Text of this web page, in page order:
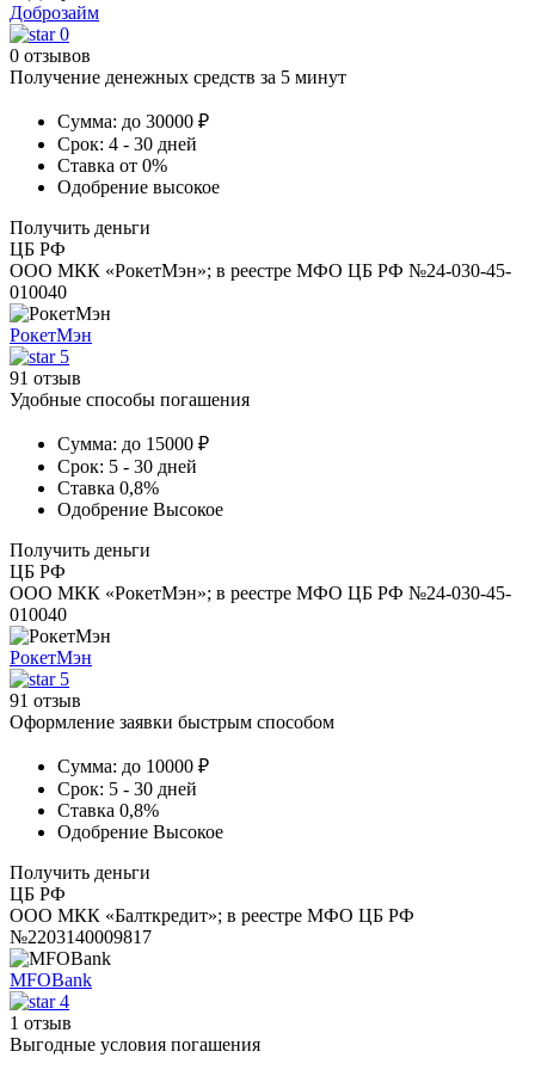
Доброзайм
0
0 отзывов
Получение денежных средств за 5 минут
Сумма: до 30000 ₽
Срок: 4 - 30 дней
Ставка от 0%
Одобрение высокое
Получить деньги
ЦБ РФ
ООО МКК «РокетМэн»; в реестре МФО ЦБ РФ №24-030-45-
010040
РокетМэн
5
91 отзыв
Удобные способы погашения
Сумма: до 15000 ₽
Срок: 5 - 30 дней
Ставка 0,8%
Одобрение Высокое
Получить деньги
ЦБ РФ
ООО МКК «РокетМэн»; в реестре МФО ЦБ РФ №24-030-45-
010040
РокетМэн
5
91 отзыв
Оформление заявки быстрым способом
Сумма: до 10000 ₽
Срок: 5 - 30 дней
Ставка 0,8%
Одобрение Высокое
Получить деньги
ЦБ РФ
ООО МКК «Балткредит»; в реестре МФО ЦБ РФ
№2203140009817
MFOBank
4
1 отзыв
Выгодные условия погашения